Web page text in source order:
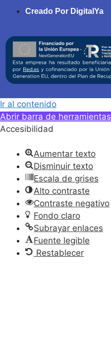
Creado Por DigitalYa
Ir al contenido
Abrir barra de herramientas
Accesibilidad
Aumentar texto
Disminuir texto
Escala de grises
Alto contraste
Contraste negativo
Fondo claro
Subrayar enlaces
Fuente legible
Restablecer